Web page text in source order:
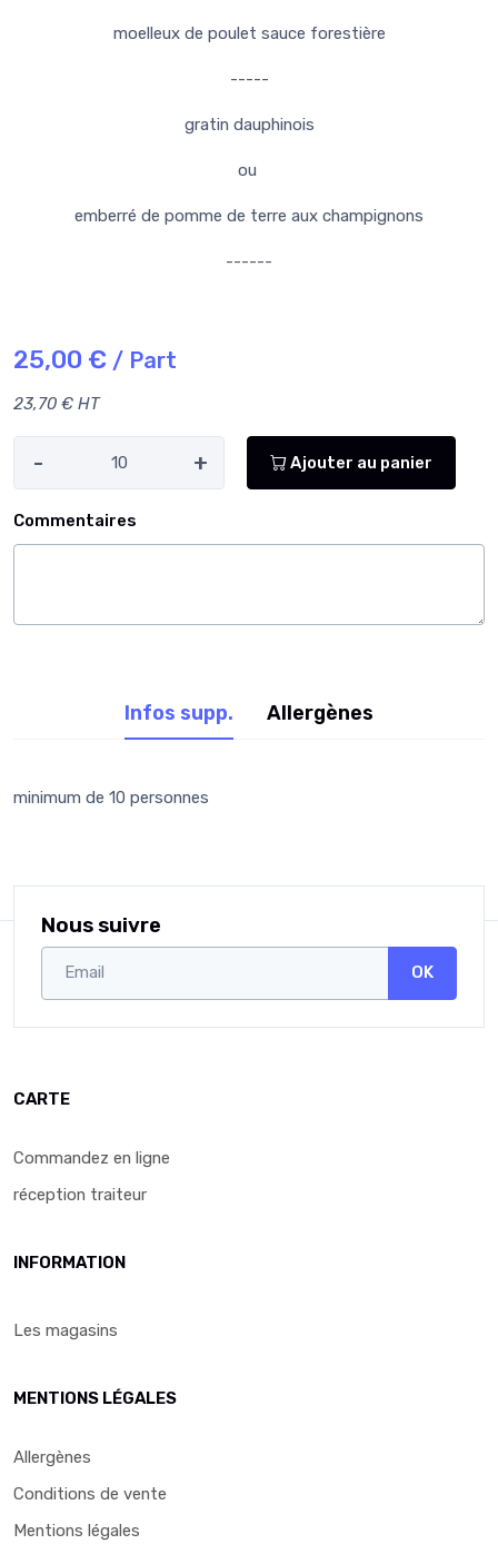
moelleux de poulet sauce forestière
-----
gratin dauphinois
ou
emberré de pomme de terre aux champignons
------
25,00 € / Part
23,70 € HT
- + Ajouter au panier
Commentaires
Infos supp. Allergènes
minimum de 10 personnes
Nous suivre
OK
CARTE
Commandez en ligne
réception traiteur
INFORMATION
Les magasins
MENTIONS LÉGALES
Allergènes
Conditions de vente
Mentions légales